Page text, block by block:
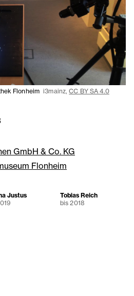
Flonheim i3mainz,CC BY SA 4.0
GmbH & Co. KG
Flonheim
Justus
Tobias Reich
bis 2018